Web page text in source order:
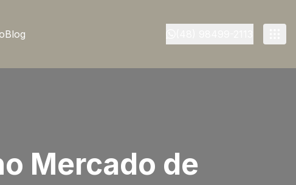
Blog
Mercado de